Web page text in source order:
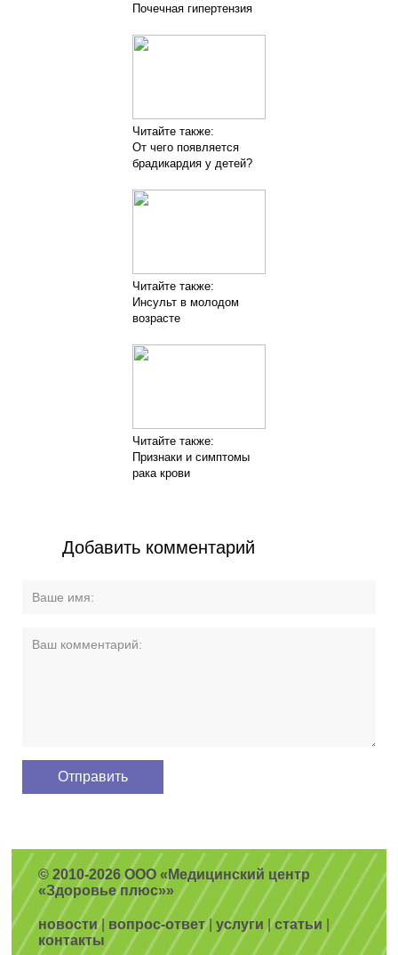
Почечная гипертензия
Читайте также:
От чего появляется
брадикардия у детей?
Читайте также:
Инсульт в молодом
возрасте
Читайте также:
Признаки и симптомы
рака крови
Добавить комментарий
© 2010-2026 ООО «Медицинский центр
«Здоровье плюс»»
новости| вопрос-ответ|услуги |статьи
контакты